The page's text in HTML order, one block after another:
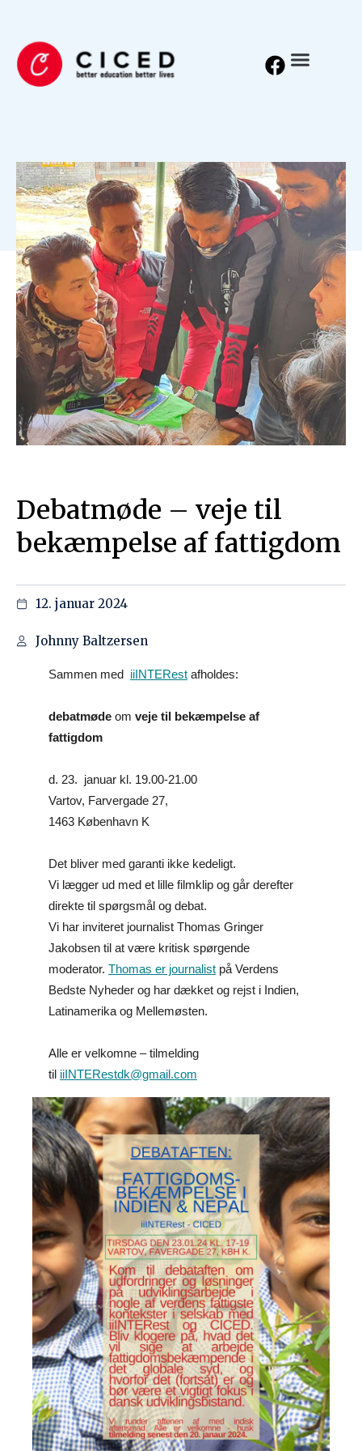
Debatmøde – veje til
bekæmpelse af fattigdom
12. januar 2024
Johnny Baltzersen
Sammen med iiINTERest afholdes:
debatmøde om veje til bekæmpelse af
fattigdom
d. 23. januar kl. 19.00-21.00
Vartov, Farvergade 27,
1463 København K
Det bliver med garanti ikke kedeligt.
Vi lægger ud med et lille filmklip og går derefter
direkte til spørgsmål og debat.
Vi har inviteret journalist Thomas Gringer
Jakobsen til at være kritisk spørgende
moderator. Thomas er journalist på Verdens
Bedste Nyheder og har dækket og rejst i Indien,
Latinamerika og Mellemøsten.
Alle er velkomne – tilmelding
til iiINTERestdk@gmail.com